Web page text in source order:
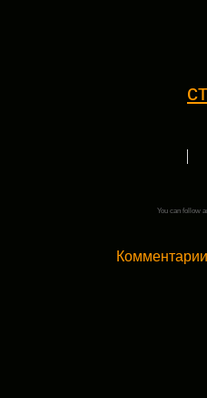
You can follow